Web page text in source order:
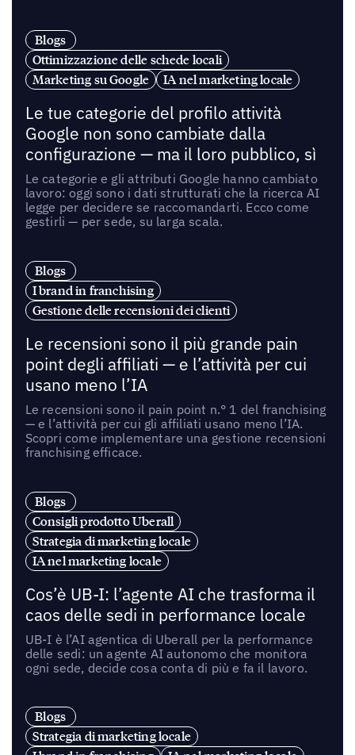
Blogs
Ottimizzazione delle schede locali
Marketing su Google
IA nel marketing locale
Le tue categorie del profilo attività
Google non sono cambiate dalla
configurazione — ma il loro pubblico, sì
Le categorie e gli attributi Google hanno cambiato
lavoro: oggi sono i dati strutturati che la ricerca AI
legge per decidere se raccomandarti. Ecco come
gestirli — per sede, su larga scala.
Blogs
I brand in franchising
Gestione delle recensioni dei clienti
Le recensioni sono il più grande pain
point degli affiliati — e l’attività per cui
usano meno l’IA
Le recensioni sono il pain point n.° 1 del franchising
— e l’attività per cui gli affiliati usano meno l’IA.
Scopri come implementare una gestione recensioni
franchising efficace.
Blogs
Consigli prodotto Uberall
Strategia di marketing locale
IA nel marketing locale
Cos’è UB-I: l’agente AI che trasforma il
caos delle sedi in performance locale
UB-I è l’AI agentica di Uberall per la performance
delle sedi: un agente AI autonomo che monitora
ogni sede, decide cosa conta di più e fa il lavoro.
Blogs
Strategia di marketing locale